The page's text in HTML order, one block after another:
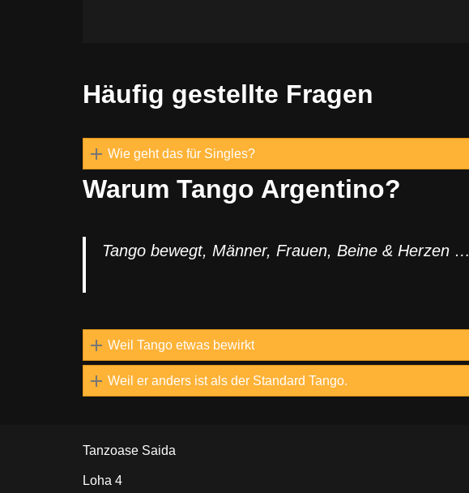
Häufig gestellte Fragen
Wie geht das für Singles?
Warum Tango Argentino?
Tango bewegt, Männer, Frauen, Beine & Herzen …
Weil Tango etwas bewirkt
Weil er anders ist als der Standard Tango.
Tanzoase Saida
Loha 4